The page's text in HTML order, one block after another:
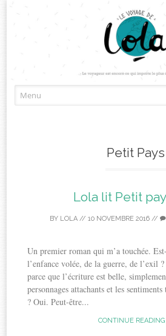
to
Petit Pays
Lola lit Petit
BY LOLA// 10 NOVEMBRE 2016//
Un premier roman qui m’a touchée.
l’enfance volée, de la guerre, de l’exil
parce que l’écriture est belle,
personnages attachants et les
? Oui. Peut-être...
CONTINUE